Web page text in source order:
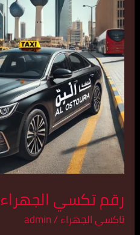
رقم تكسي الجهراء
تاكسي الجهراء/
admin